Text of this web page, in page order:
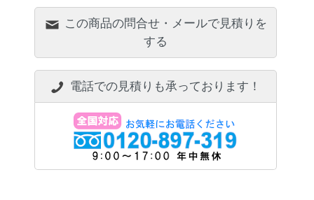
この商品の問合せ・メールで見積りを
する
電話での見積りも承っております！